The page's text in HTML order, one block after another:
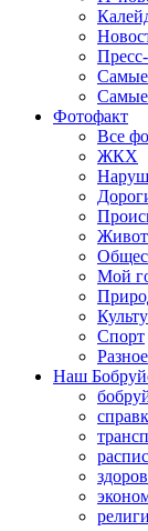
Самые
Фотофакт
Все
ЖКХ
Мой
Спорт
Разное
Наш